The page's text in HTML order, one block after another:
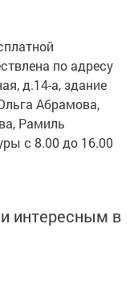
по адресу
д.14-а, здание
Абрамова,
Рамиль
с 8.00 до 16.00
интересным в